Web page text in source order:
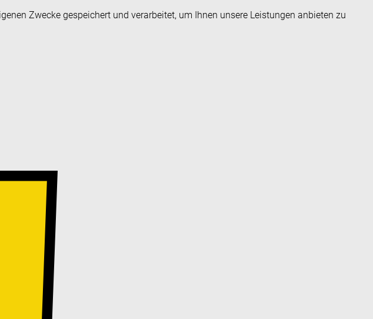
Zwecke gespeichert und verarbeitet, um Ihnen unsere Leistungen anbieten zu